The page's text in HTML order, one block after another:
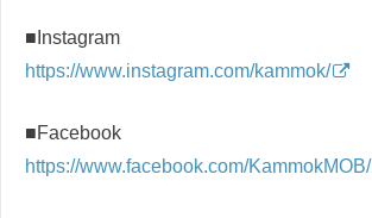
■Instagram
https://www.instagram.com/kammok/
■Facebook
https://www.facebook.com/KammokMOB/